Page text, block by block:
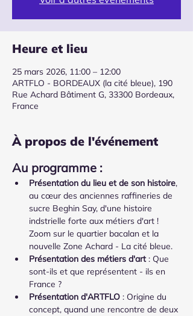
Heure et lieu
25 mars 2026, 11:00 – 12:00
ARTFLO - BORDEAUX (la cité bleue), 190
Rue Achard Bâtiment G, 33300 Bordeaux,
France
À propos de l'événement
Au programme :
Présentation du lieu et de son histoire,
au cœur des anciennes raffineries de
sucre Beghin Say, d'une histoire
indstrielle forte aux métiers d'art !
Zoom sur le quartier bacalan et la
nouvelle Zone Achard - La cité bleue.
Présentation des métiers d'art : Que
sont-ils et que représentent - ils en
France ?
Présentation d'ARTFLO : Origine du
concept, quand une rencontre de deux